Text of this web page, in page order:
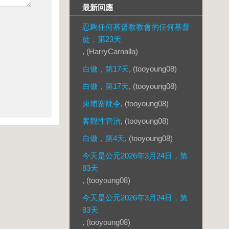
最新回應
忍夠任何基督教教會的任何基督
徒，第23天
, (HarryCarnalla)
白做，第17天, (tooyoung08)
白做，第17天, (tooyoung08)
柬埔寨辣令, (tooyoung08)
客觀性管治, (tooyoung08)
白做，第4天, (tooyoung08)
今天是公元2026年3月24日，第
83天
, (tooyoung08)
今天是公元2026年3月24日，第
83天
, (tooyoung08)